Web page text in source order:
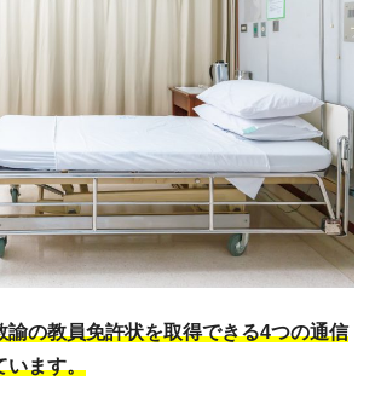
諭の教員免許状を取得できる4つの通信
います。